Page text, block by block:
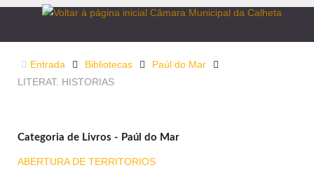
Entrada Bibliotecas
Paúl do Mar
LITERAT. HISTORIAS
Categoria de Livros - Paúl do Mar
ABERTURA DE TERRITORIOS